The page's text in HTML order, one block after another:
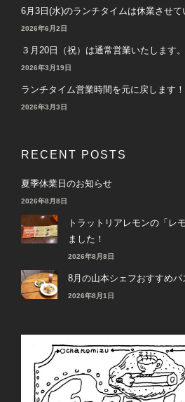
6月3日(水)のランチタイムは休業させて
2026年6月2日
３月20日（祝）は通常営業いたします。
2026年3月19日
ランチタイム営業時間を元に戻します！
2026年3月3日
RECENT POSTS
夏季休業日のお知らせ
2026年8月8日
トラットリアレモンの「レ
ました！
2026年8月8日
8月の山本シェフおすすめパ
2026年8月1日